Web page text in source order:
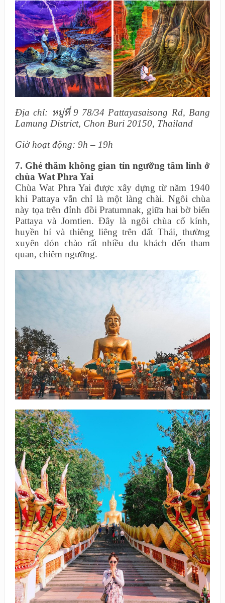
Địa chỉ: หมู่ที่ 9 78/34 Pattayasaisong Rd, Bang
Lamung District, Chon Buri 20150, Thailand
Giờ hoạt động: 9h – 19h
7. Ghé thăm không gian tín ngưỡng tâm linh ở
chùa Wat Phra Yai
Chùa Wat Phra Yai được xây dựng từ năm 1940
khi Pattaya vẫn chỉ là một làng chài. Ngôi chùa
này tọa trên đỉnh đồi Pratumnak, giữa hai bờ biển
Pattaya và Jomtien. Đây là ngôi chùa cổ kính,
huyền bí và thiêng liêng trên đất Thái, thường
xuyên đón chào rất nhiều du khách đến tham
quan, chiêm ngưỡng.